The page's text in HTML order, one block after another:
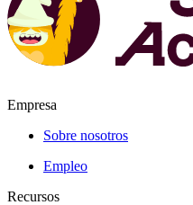
Empresa
Sobre nosotros
Empleo
Recursos